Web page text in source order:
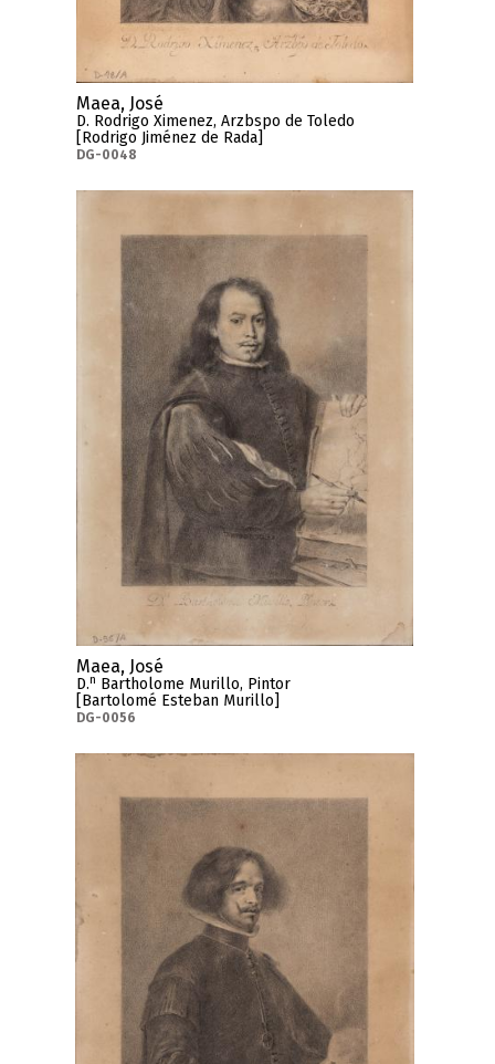
Maea, José
D. Rodrigo Ximenez, Arzbspo de Toledo
[Rodrigo Jiménez de Rada]
DG-0048
Maea, José
D.n Bartholome Murillo, Pintor
[Bartolomé Esteban Murillo]
DG-0056